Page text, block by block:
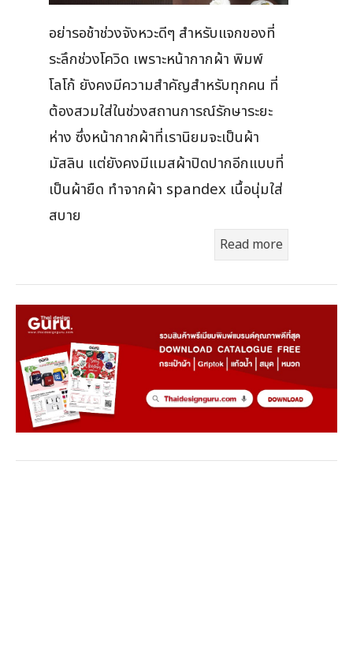
อย่ารอช้าช่วงจังหวะดีๆ สำหรับแจกของที่
ระลึกช่วงโควิด เพราะหน้ากากผ้า พิมพ์
โลโก้ ยังคงมีความสำคัญสำหรับทุกคน ที่
ต้องสวมใส่ในช่วงสถานการณ์รักษาระยะ
ห่าง ซึ่งหน้ากากผ้าที่เรานิยมจะเป็นผ้า
มัสลิน แต่ยังคงมีแมสผ้าปิดปากอีกแบบที่
เป็นผ้ายืด ทำจากผ้า spandex เนื้อนุ่มใส่
สบาย
Read more